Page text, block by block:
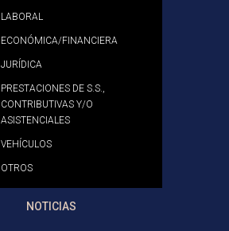
LABORAL
ECONÓMICA/FINANCIERA
JURÍDICA
PRESTACIONES DE S.S.,
CONTRIBUTIVAS Y/O
ASISTENCIALES
VEHÍCULOS
OTROS
NOTICIAS